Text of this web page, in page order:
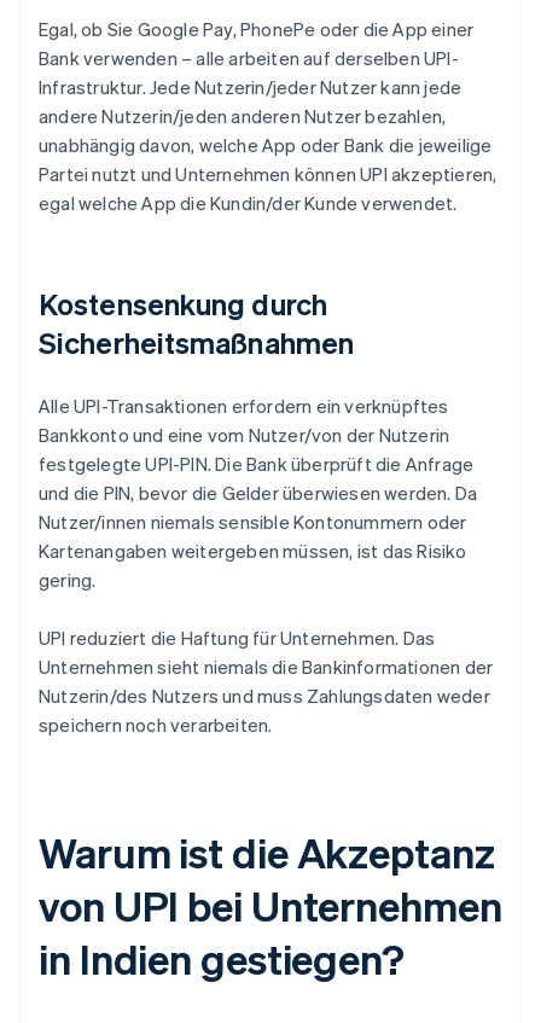
Egal, ob Sie Google Pay, PhonePe oder die App einer
Bank verwenden – alle arbeiten auf derselben UPI-
Infrastruktur. Jede Nutzerin/jeder Nutzer kann jede
andere Nutzerin/jeden anderen Nutzer bezahlen,
unabhängig davon, welche App oder Bank die jeweilige
Partei nutzt und Unternehmen können UPI akzeptieren,
egal welche App die Kundin/der Kunde verwendet.
Kostensenkung durch
Sicherheitsmaßnahmen
Alle UPI-Transaktionen erfordern ein verknüpftes
Bankkonto und eine vom Nutzer/von der Nutzerin
festgelegte UPI-PIN. Die Bank überprüft die Anfrage
und die PIN, bevor die Gelder überwiesen werden. Da
Nutzer/innen niemals sensible Kontonummern oder
Kartenangaben weitergeben müssen, ist das Risiko
gering.
UPI reduziert die Haftung für Unternehmen. Das
Unternehmen sieht niemals die Bankinformationen der
Nutzerin/des Nutzers und muss Zahlungsdaten weder
speichern noch verarbeiten.
Warum ist die Akzeptanz
von UPI bei Unternehmen
in Indien gestiegen?